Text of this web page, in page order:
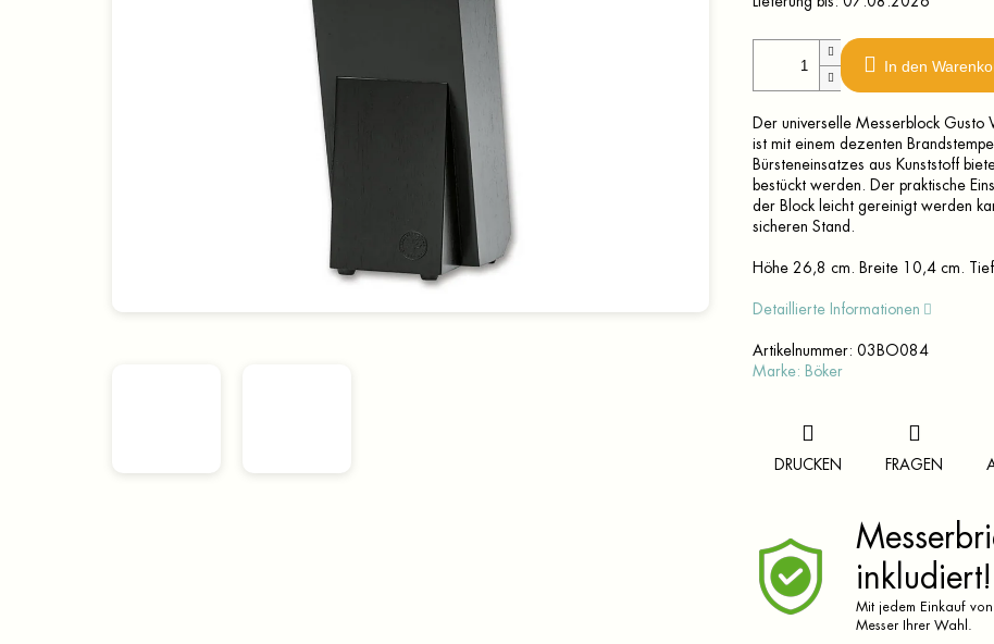
In den
Der universelle Messerblock
ist mit einem dezenten
Bürsteneinsatzes aus Kunststoff
bestückt werden. Der praktische
der Block leicht gereinigt werden
sicheren Stand.
Höhe 26,8 cm. Breite 10,4 cm.
Detaillierte Informationen
Artikelnummer: 03BO084
Marke: Böker
DRUCKEN FRAGEN
inkludiert!
Mit jedem Einkauf
Messer Ihrer Wahl.